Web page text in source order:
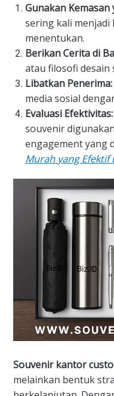
Gunakan
sering kali menjadi
menentukan.
Berikan Cerita di
atau filosofi desain
Libatkan Penerima:
media sosial
Evaluasi Efektivitas:
souvenir
engagement yang
Murah yang Efektif
Souvenir kantor
melainkan bentuk